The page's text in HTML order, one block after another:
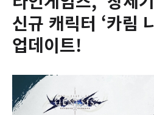
신규 캐릭터 ‘카림
업데이트!